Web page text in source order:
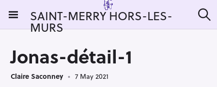
i
SAINT-MERRY HORS-LES-
MURS e
Jonas-détail-1
Claire Saconney 7 May 2021